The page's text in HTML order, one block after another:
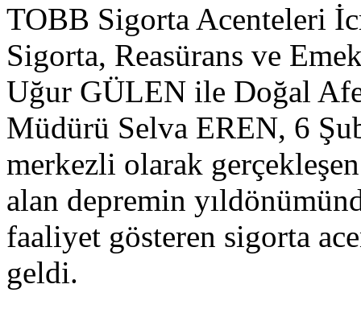
TOBB Sigorta Acenteleri
Sigorta, Reasürans ve
Uğur GÜLEN ile Doğal
Müdürü Selva EREN, 6
merkezli olarak
alan depremin
faaliyet gösteren sigorta
geldi.